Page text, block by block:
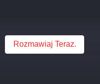
Rozmawiaj Teraz.